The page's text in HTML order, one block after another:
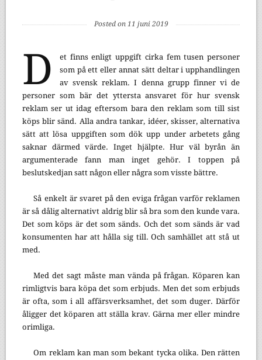
Posted on 11 juni 2019
D
et finns enligt uppgift cirka fem tusen personer
som på ett eller annat sätt deltar i upphandlingen
av svensk reklam. I denna grupp finner vi de
personer som bär det yttersta ansvaret för hur svensk
reklam ser ut idag eftersom bara den reklam som till sist
köps blir sänd. Alla andra tankar, idéer, skisser, alternativa
sätt att lösa uppgiften som dök upp under arbetets gång
saknar därmed värde. Inget hjälpte. Hur väl byrån än
argumenterade fann man inget gehör. I toppen på
beslutskedjan satt någon eller några som visste bättre.
Så enkelt är svaret på den eviga frågan varför reklamen
är så dålig alternativt aldrig blir så bra som den kunde vara.
Det som köps är det som sänds. Och det som sänds är vad
konsumenten har att hålla sig till. Och samhället att stå ut
med.
Med det sagt måste man vända på frågan. Köparen kan
rimligtvis bara köpa det som erbjuds. Men det som erbjuds
är ofta, som i all affärsverksamhet, det som duger. Därför
åligger det köparen att ställa krav. Gärna mer eller mindre
orimliga.
Om reklam kan man som bekant tycka olika. Den rätten